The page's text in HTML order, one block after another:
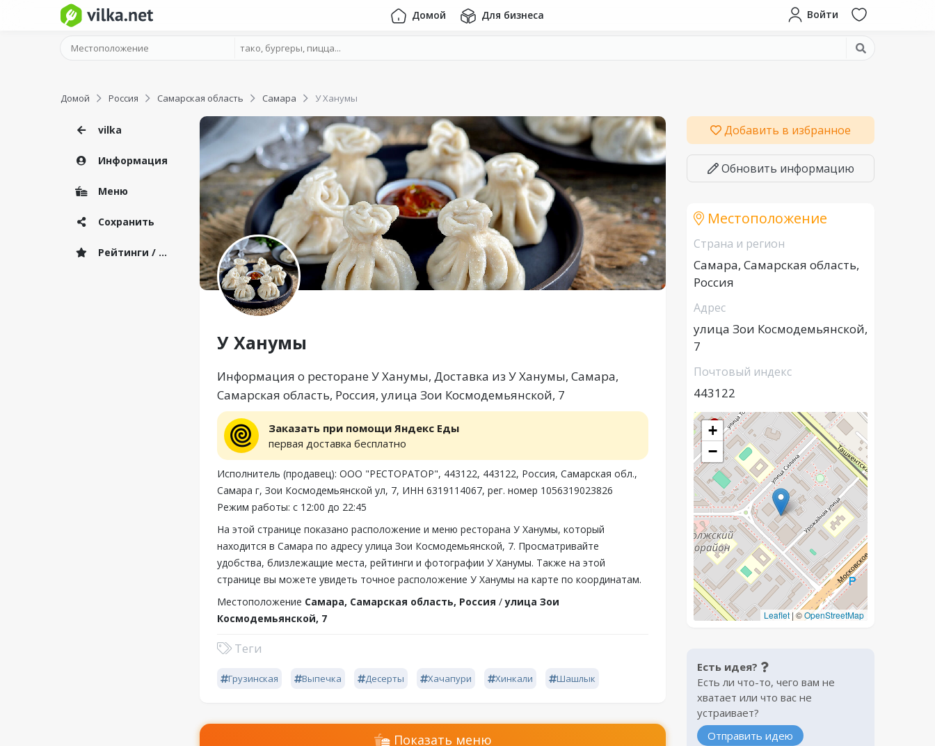
Домой Для бизнеса Войти
Домой Россия Самарская область Самара У Ханумы
vilka
Информация
Меню
Сохранить
Рейтинги / Отзывы
У Ханумы
Информация о ресторане У Ханумы, Доставка из У Ханумы, Самара,
Самарская область, Россия, улица Зои Космодемьянской, 7
Заказать при помощи Яндекс Еды
первая доставка бесплатно
Исполнитель (продавец): ООО "РЕСТОРАТОР", 443122, 443122, Россия, Самарская обл.,
Самара г, Зои Космодемьянской ул, 7, ИНН 6319114067, рег. номер 1056319023826
Режим работы: с 12:00 до 22:45
На этой странице показано расположение и меню ресторана У Ханумы, который
находится в Самара по адресу улица Зои Космодемьянской, 7. Просматривайте
удобства, близлежащие места, рейтинги и фотографии У Ханумы. Также на этой
странице вы можете увидеть точное расположение У Ханумы на карте по координатам.
Местоположение Самара, Самарская область, Россия /улица Зои
Космодемьянской, 7
Теги
Грузинская Выпечка Десерты Хачапури Хинкали Шашлык
Показать меню
Добавить в избранное
Обновить информацию
Местоположение
Страна и регион
Самара, Самарская область,
Россия
Адрес
улица Зои Космодемьянской,
7
Почтовый индекс
443122
+
−
Leaflet |©OpenStreetMap
Есть идея?
Есть ли что-то, чего вам не
хватает или что вас не
устраивает?
Отправить идею